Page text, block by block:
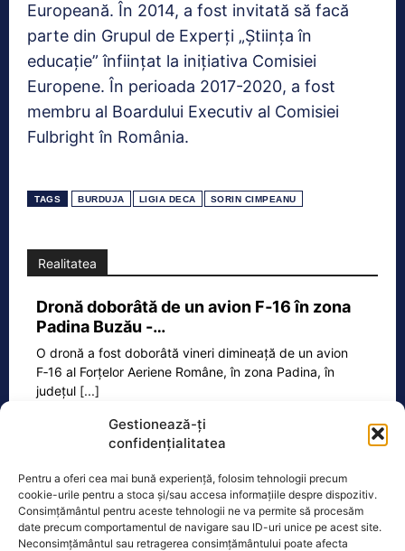
Gestionează-ți
confidențialitatea
Pentru a oferi cea mai bună experiență, folosim tehnologii precum
cookie-urile pentru a stoca și/sau accesa informațiile despre dispozitiv.
Consimțământul pentru aceste tehnologii ne va permite să procesăm
date precum comportamentul de navigare sau ID-uri unice pe acest site.
Neconsimțământul sau retragerea consimțământului poate afecta
Europeană. În 2014, a fost invitată să facă
parte din Grupul de Experți „Știința în
educație” înființat la inițiativa Comisiei
Europene. În perioada 2017-2020, a fost
membru al Boardului Executiv al Comisiei
Fulbright în România.
TAGS BURDUJA LIGIA DECA SORIN CIMPEANU
Realitatea
Dronă doborâtă de un avion F‑16 în zona
Padina Buzău -…
O dronă a fost doborâtă vineri dimineață de un avion
F‑16 al Forțelor Aeriene Române, în zona Padina, în
județul [...]
Ponta: Bolojan poate să reducă
cheltuielile şi dacă nu mai trimite…